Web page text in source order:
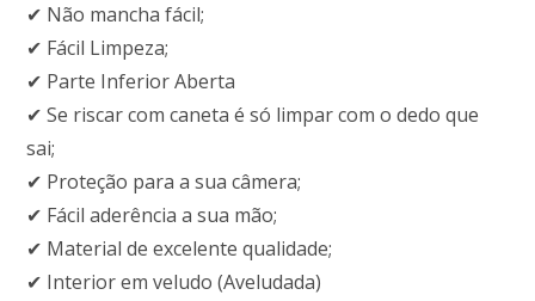
✔ Não mancha fácil;
✔ Fácil Limpeza;
✔ Parte Inferior Aberta
✔ Se riscar com caneta é só limpar com o dedo que
sai;
✔ Proteção para a sua câmera;
✔ Fácil aderência a sua mão;
✔ Material de excelente qualidade;
✔ Interior em veludo (Aveludada)